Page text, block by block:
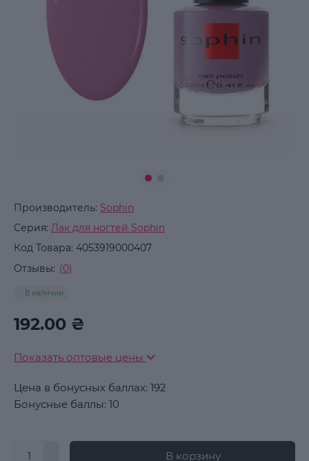
Производитель: Sophin
Серия: Лак для ногтей Sophin
Код Товара: 4053919000407
Отзывы: (0)
В наличии
192.00 ₴
Показать оптовые цены
Цена в бонусных баллах: 192
Бонусные баллы: 10
В корзину